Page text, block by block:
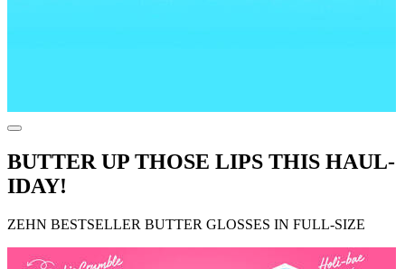
BUTTER UP THOSE LIPS THIS HAUL-
IDAY!
ZEHN BESTSELLER BUTTER GLOSSES IN FULL-SIZE